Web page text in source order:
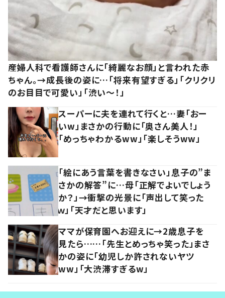
産婦人科で看護師さんに「綺麗なお顔」と言われた赤
ちゃん。→成長後の姿に…「将来有望すぎる」「クリクリ
のお目目で可愛い」「渋い～！」
スーパーに夫を連れて行くと…妻「おー
いw」まさかの行動に「奥さん美人！」
「めっちゃわかるww」「楽しそうww」
「絵にあう言葉を書きなさい」息子の”ま
さかの解答”に…母「正解でよいでしょう
か？」→衝撃の光景に「声出して笑った
ｗ」「天才だと思います」
ママが保育園へお迎えに→2歳息子を
見たら……「先生とめっちゃ笑った」まさ
かの姿に「幼児しか許されないヤツ
ww」「大渋滞すぎるw」